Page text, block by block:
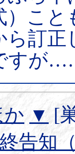
）こ
ら訂
すが
▼ [
告知